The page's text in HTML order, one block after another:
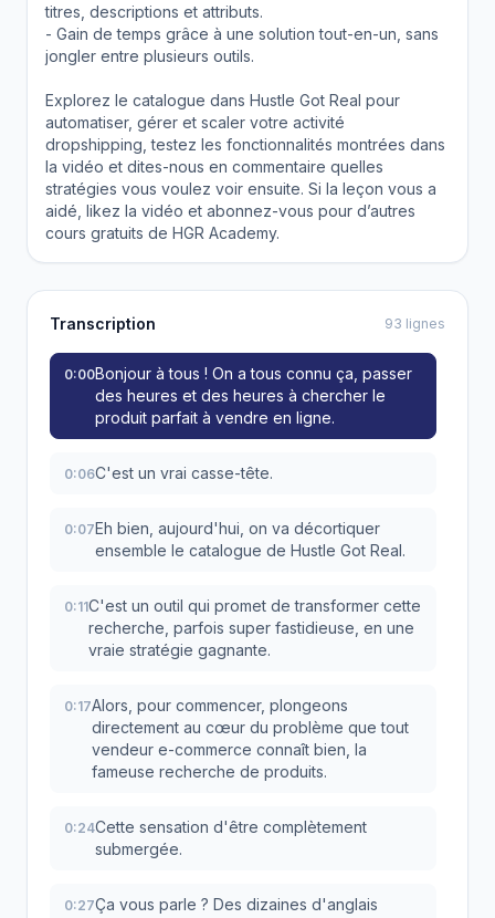
titres, descriptions et attributs.
- Gain de temps grâce à une solution tout-en-un, sans
jongler entre plusieurs outils.
Explorez le catalogue dans Hustle Got Real pour
automatiser, gérer et scaler votre activité
dropshipping, testez les fonctionnalités montrées dans
la vidéo et dites-nous en commentaire quelles
stratégies vous voulez voir ensuite. Si la leçon vous a
aidé, likez la vidéo et abonnez-vous pour d’autres
cours gratuits de HGR Academy.
Transcription 93 lignes
0:00Bonjour à tous ! On a tous connu ça, passer
des heures et des heures à chercher le
produit parfait à vendre en ligne.
0:06C'est un vrai casse-tête.
0:07Eh bien, aujourd'hui, on va décortiquer
ensemble le catalogue de Hustle Got Real.
0:11C'est un outil qui promet de transformer cette
recherche, parfois super fastidieuse, en une
vraie stratégie gagnante.
0:17Alors, pour commencer, plongeons
directement au cœur du problème que tout
vendeur e-commerce connaît bien, la
fameuse recherche de produits.
0:24Cette sensation d'être complètement
submergée.
0:27Ça vous parle ? Des dizaines d'anglais